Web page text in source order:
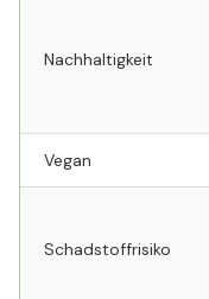
Nachhaltigkeit
Vegan
Schadstoffrisiko